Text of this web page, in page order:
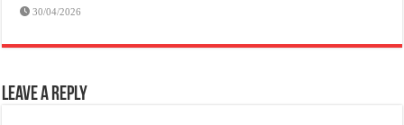
30/04/2026
Leave a Reply